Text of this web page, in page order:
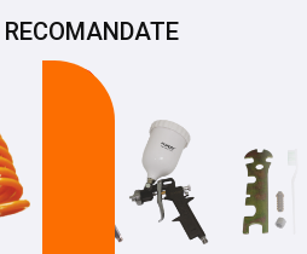
RECOMANDATE